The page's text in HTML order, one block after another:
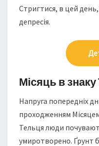
Стригтися, в цей
депресія.
Місяць в
Напруга попередніх
проходженням
Тельця люди
умиротворено. Ґрунт